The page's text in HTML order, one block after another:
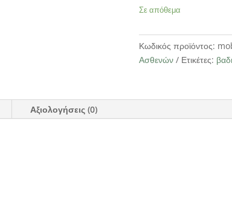
Σε απόθεμα
Κωδικός προϊόντος:
Ασθενών
Ετικέτες:
Αξιολογήσεις (0)